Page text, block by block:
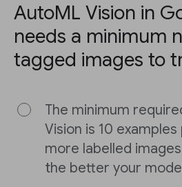
AutoML Vision in
needs a minimum
tagged images to
The minimum
Vision is 10
more labelled
the better your